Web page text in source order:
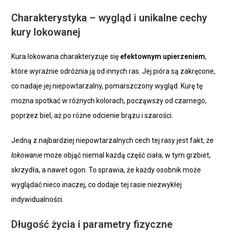
Charakterystyka – wygląd i unikalne cechy
kury lokowanej
Kura lokowana charakteryzuje się efektownym upierzeniem,
które wyraźnie odróżnia ją od innych ras. Jej pióra są zakręcone,
co nadaje jej niepowtarzalny, pomarszczony wygląd. Kurę tę
można spotkać w różnych kolorach, począwszy od czarnego,
poprzez biel, aż po różne odcienie brązu i szarości.
Jedną z najbardziej niepowtarzalnych cech tej rasy jest fakt, że
lokowaniemoże objąć niemal każdą część ciała, w tym grzbiet,
skrzydła, a nawet ogon. To sprawia, że każdy osobnik może
wyglądać nieco inaczej, co dodaje tej rasie niezwykłej
indywidualności.
Długość życia i parametry fizyczne